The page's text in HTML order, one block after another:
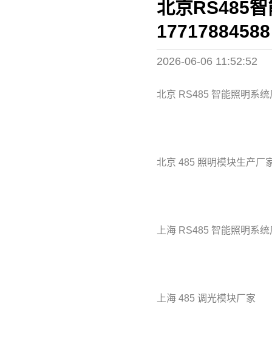
北京RS485
17717884588
2026-06-06 11:52:52
北京 RS485 智能照明系统
北京 485 照明模块生产厂
上海 RS485 智能照明系统
上海 485 调光模块厂家